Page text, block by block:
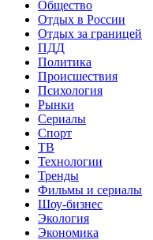
Общество
Отдых в России
Отдых за границей
ПДД
Политика
Происшествия
Психология
Рынки
Сериалы
Спорт
ТВ
Технологии
Тренды
Фильмы и сериалы
Шоу-бизнес
Экология
Экономика